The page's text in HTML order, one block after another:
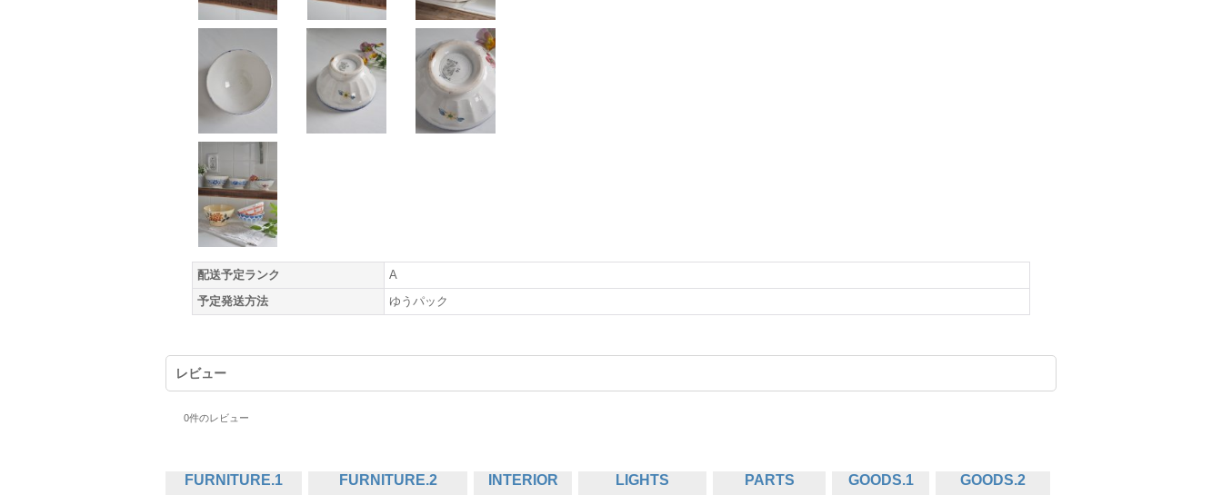
配送予定ランク
A
予定発送方法
ゆうパック
レビュー
0件のレビュー
FURNITURE.1 FURNITURE.2 INTERIOR LIGHTS PARTS GOODS.1 GOODS.2